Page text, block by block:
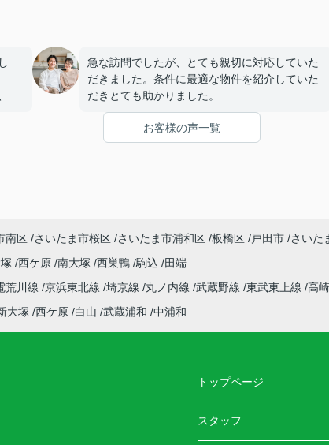
満
急な訪問でしたが、とても親切に対応していた
だきました。条件に最適な物件を紹介していた
だきとても助かりました。
お客様の声一覧
南区 さいたま市桜区 さいたま市浦和区 板橋区 戸田市 さいた
西ケ原 南大塚 西巣鴨 駒込
田端
荒川線 京浜東北線 埼京線 丸ノ内線 武蔵野線 東武東上線 高
大塚 西ケ原 白山 武蔵浦和 中浦和
トップページ
スタッフ